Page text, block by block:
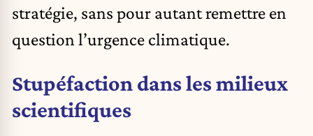
stratégie, sans pour autant remettre en
question l’urgence climatique.
Stupéfaction dans les milieux
scientifiques